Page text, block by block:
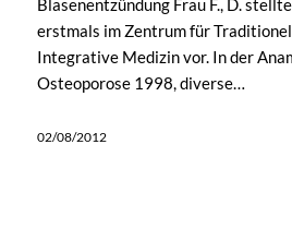
Blasenentzündung Frau F., D.
erstmals im Zentrum für
Integrative Medizin vor. In der
Osteoporose 1998, diverse…
02/08/2012